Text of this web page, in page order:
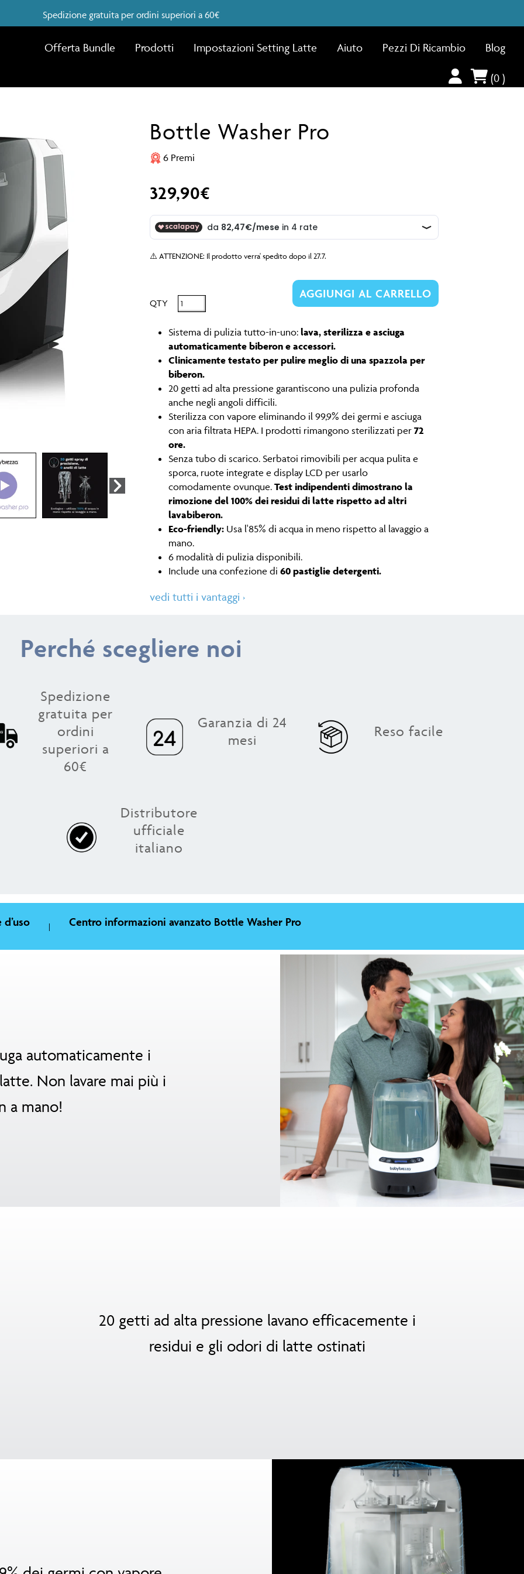
Spedizione gratuita per ordini superiori a 60€
Offerta Bundle Prodotti Impostazioni Setting Latte Aiuto Pezzi Di Ricambio Blog
Account
Cart (0 )
Bottle Washer Pro
6 Premi
329,90€
⚠️ ATTENZIONE: Il prodotto verra' spedito dopo il 27.7.
QTY
AGGIUNGI AL CARRELLO
Sistema di pulizia tutto-in-uno: lava, sterilizza e asciuga
automaticamente biberon e accessori.
Clinicamente testato per pulire meglio di una spazzola per
biberon.
20 getti ad alta pressione garantiscono una pulizia profonda
anche negli angoli difficili.
Sterilizza con vapore eliminando il 99,9% dei germi e asciuga
con aria filtrata HEPA. I prodotti rimangono sterilizzati per 72
ore.
Senza tubo di scarico. Serbatoi rimovibili per acqua pulita e
sporca, ruote integrate e display LCD per usarlo
comodamente ovunque. Test indipendenti dimostrano la
rimozione del 100% dei residui di latte rispetto ad altri
lavabiberon.
Eco-friendly: Usa l'85% di acqua in meno rispetto al lavaggio a
mano.
6 modalità di pulizia disponibili.
Include una confezione di 60 pastiglie detergenti.
vedi tutti i vantaggi ›
Perché scegliere noi
Spedizione
gratuita per
ordini
superiori a
60€
Garanzia di 24
mesi
Reso facile
Distributore
ufficiale
italiano
| Centro informazioni avanzato Bottle Washer Pro
automaticamente i
Non lavare mai più i
a mano!
20 getti ad alta pressione lavano efficacemente i
residui e gli odori di latte ostinati